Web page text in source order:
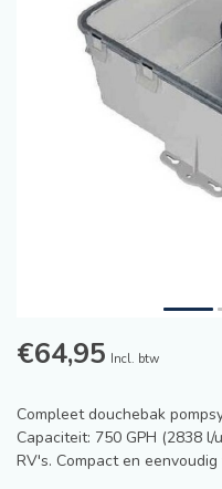
€64,95 Incl. btw
Compleet douchebak
Capaciteit: 750 GPH (2838
RV's. Compact en